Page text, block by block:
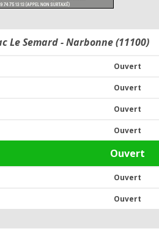
Le Semard - Narbonne (11100)
Ouvert
Ouvert
Ouvert
Ouvert
Ouvert
Ouvert
Ouvert